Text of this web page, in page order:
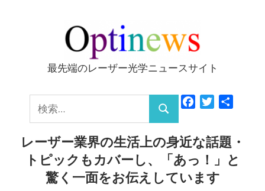
ッ
Optinews
最先端のレーザー光学ニュースサイト
索:
検
索
FacebookTwitter
レーザー業界の生活上の身近な話題・
トピックもカバーし、「あっ！」と
驚く一面をお伝えしています